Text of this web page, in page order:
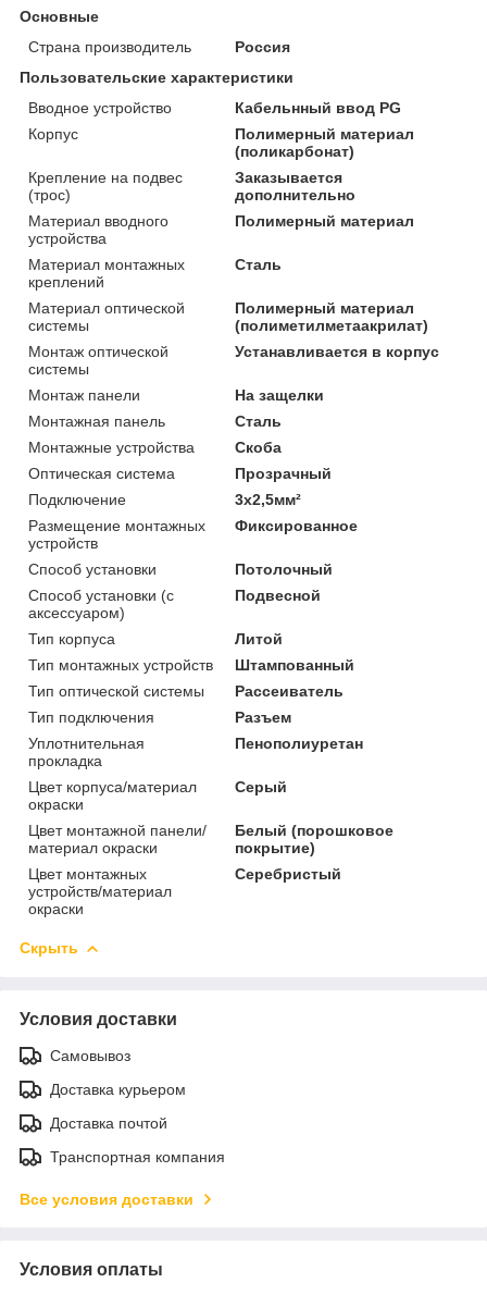
Основные
Страна производитель
Россия
Пользовательские характеристики
Вводное устройство
Кабельнный ввод PG
Корпус
Полимерный материал
(поликарбонат)
Крепление на подвес
(трос)
Заказывается
дополнительно
Материал вводного
устройства
Полимерный материал
Материал монтажных
креплений
Сталь
Материал оптической
системы
Полимерный материал
(полиметилметаакрилат)
Монтаж оптической
системы
Устанавливается в корпус
Монтаж панели
На защелки
Монтажная панель
Сталь
Монтажные устройства
Скоба
Оптическая система
Прозрачный
Подключение
3х2,5мм²
Размещение монтажных
устройств
Фиксированное
Способ установки
Потолочный
Способ установки (с
аксессуаром)
Подвесной
Тип корпуса
Литой
Тип монтажных устройств
Штампованный
Тип оптической системы
Рассеиватель
Тип подключения
Разъем
Уплотнительная
прокладка
Пенополиуретан
Цвет корпуса/материал
окраски
Серый
Цвет монтажной панели/
материал окраски
Белый (порошковое
покрытие)
Цвет монтажных
устройств/материал
окраски
Серебристый
Скрыть
Условия доставки
Самовывоз
Доставка курьером
Доставка почтой
Транспортная компания
Все условия доставки
Условия оплаты